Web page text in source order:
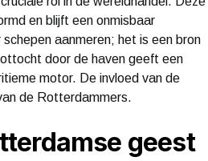
en blijft een onmisbaar
aanmeren; het is een bron
door de haven geeft een
motor. De invloed van de
de Rotterdammers.
geest